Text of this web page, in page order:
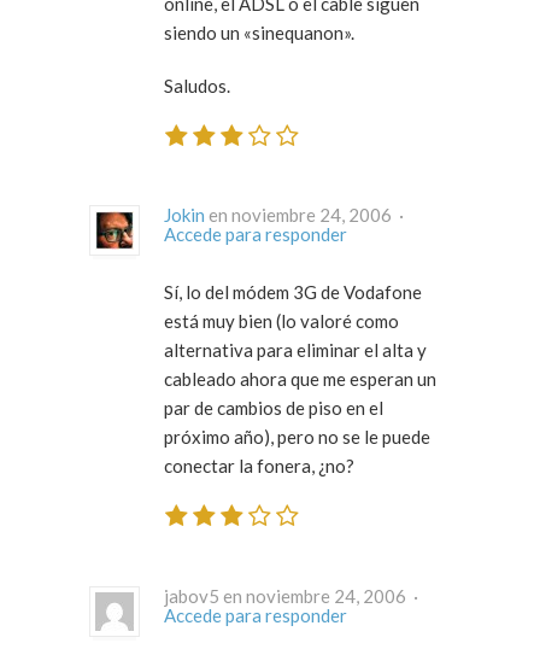
siendo un «sinequanon».
Saludos.
Jokin
en noviembre 24, 2006 ·
Accede para responder
Sí, lo del módem 3G de Vodafone
está muy bien (lo valoré como
alternativa para eliminar el alta y
cableado ahora que me esperan un
par de cambios de piso en el
próximo año), pero no se le puede
conectar la fonera, ¿no?
jabov5 en noviembre 24, 2006 ·
Accede para responder